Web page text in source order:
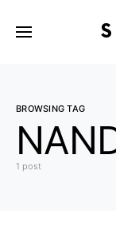
BROWSING TAG
1 post